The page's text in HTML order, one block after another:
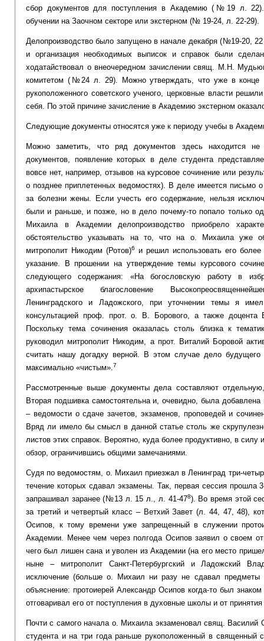
сбор документов для поступления в Академию (№19 л.
обучении на Заочном секторе или экстерном (№ 19-24, л. 22-29).
Делопроизводство было запущено в начале декабря (№19-20,
и организация необходимых выписок и справок были
ходатайствовал о внеочередном зачислении свящ. М.Н.
комитетом (№24 л. 29). Можно утверждать, что уже в конце
рукоположенного советского ученого, церковные власти
себя. По этой причине зачисление в Академию экстерном
Следующие документы относятся уже к периоду учебы в
Можно заметить, что ряд документов здесь находится
документов, появление которых в деле студента
вовсе нет, например, отзывов на курсовое сочинение или
о позднее приплетенных ведомостях). В деле имеется письмо
за болезни жены. Если учесть его содержание, нельзя
были и раньше, и позже, но в дело почему-то попало только
Михаила в Академии делопроизводство приобрело
обстоятельство указывать на то, что на о. Михаила уже
митрополит Никодим (Ротов)6
и решил использовать его
указание. В прошении на утверждение темы курсового
следующего содержания: «На богословскую работу в
архипастырское благословение
Ленинградского и Ладожского, при уточнении темы я
консультацией проф. прот. о. В. Борового, а также
Поскольку тема сочинения оказалась столь близка к
руководил митрополит Никодим, а прот. Виталий Боровой
считать нашу догадку верной. В этом случае дело
максимально «чистым».7
Рассмотренные выше документы дела составляют
Вторая подшивка самостоятельна и, очевидно, была
– ведомости о сдаче зачетов, экзаменов, проповедей и
Вряд ли имело бы смысл в данной статье столь же
листов этих справок. Вероятно, куда более продуктивно, в силу
обзор, ограничившись общими замечаниями.
Судя по ведомостям, о. Михаил приезжал в Ленинград три-
течение которых сдавал экзамены. Так, первая сессия прошла
запрашивал заранее (№13 л. 15 л., л. 41-478). Во время этой
за третий и четвертый класс – Ветхий Завет (л. 44, 47, 48),
Осипов, к тому времени уже запрещенный в служении
Академии. Менее чем через полгода Осипов заявил о своем
чего был лишен сана и уволен из Академии (на его место
ныне – митрополит Санкт-Петербургский и Ладожский
исключение (больше о. Михаил ни разу не сдавал
объяснение: протоиерей Александр Осипов когда-то был
отговаривал его от поступления в духовные школы и от
Почти с самого начала о. Михаила экзаменовал свящ. Василий
студента и на три года раньше рукоположенный в священный